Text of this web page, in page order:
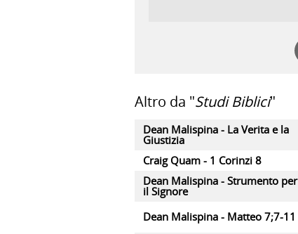
Altro da "Studi Biblici"
Dean Malispina - La Verita e la
Giustizia
Craig Quam - 1 Corinzi 8
Dean Malispina - Strumento per
il Signore
Dean Malispina - Matteo 7;7-11